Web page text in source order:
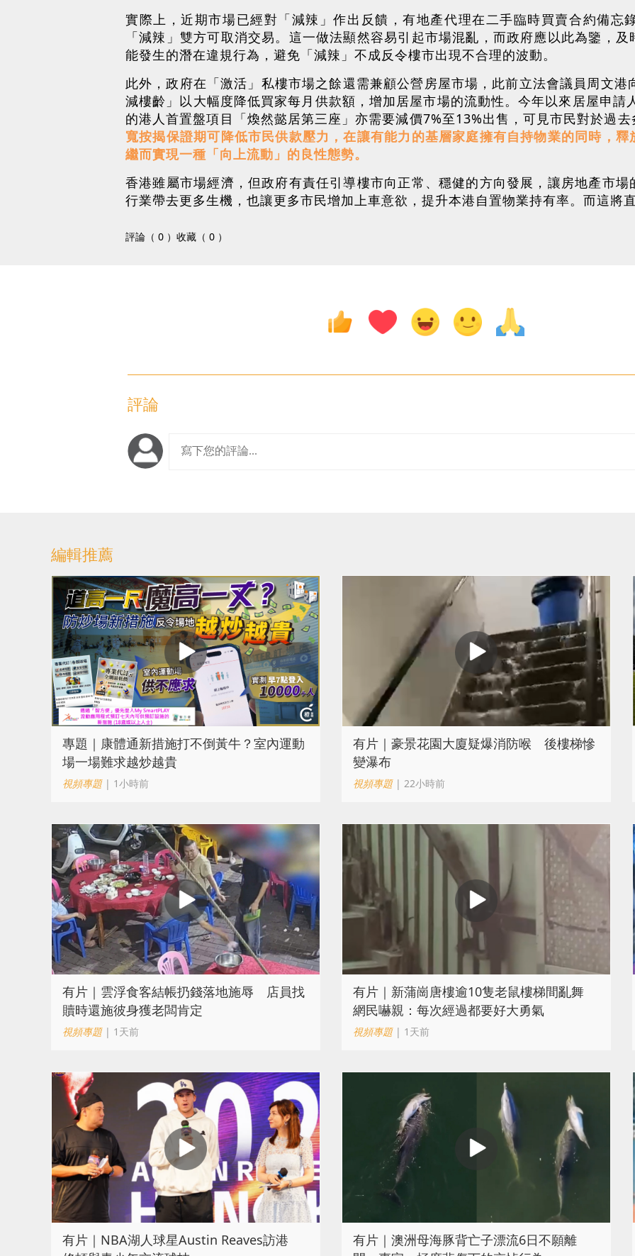
實際上，近期市場已經對「減辣」作出反饋，有地產代理在二手臨時買賣合約備忘
「減辣」雙方可取消交易。這一做法顯然容易引起市場混亂，而政府應以此為鑒，
能發生的潛在違規行為，避免「減辣」不成反令樓市出現不合理的波動。
此外，政府在「激活」私樓市場之餘還需兼顧公營房屋市場，此前立法會議員周文
減樓齡」以大幅度降低買家每月供款額，增加居屋市場的流動性。今年以來居屋申
的港人首置盤項目「煥然懿居第三座」亦需要減價7%至13%出售，可見市民對於過
寬按揭保證期可降低市民供款壓力，在讓有能力的基層家庭擁有自持物業的同時，
繼而實現一種「向上流動」的良性態勢。
香港雖屬市場經濟，但政府有責任引導樓市向正常、穩健的方向發展，讓房地產市
行業帶去更多生機，也讓更多市民增加上車意欲，提升本港自置物業持有率。而這將
評論（ 0 ） 收藏（ 0 ）
評論
編輯推薦
專題｜康體通新措施打不倒黃牛？室內運動
場一場難求越炒越貴
視頻專題| 1小時前
有片｜豪景花園大廈疑爆消防喉 後樓梯慘
變瀑布
視頻專題| 22小時前
​有片｜雲浮食客結帳扔錢落地施辱 店員找
贖時還施彼身獲老闆肯定
視頻專題| 1天前
有片｜新蒲崗唐樓逾10隻老鼠樓梯間亂舞
網民嚇親：每次經過都要好大勇氣
視頻專題| 1天前
有片｜NBA湖人球星Austin Reaves訪港
有片｜澳洲母海豚背亡子漂流6日不願離